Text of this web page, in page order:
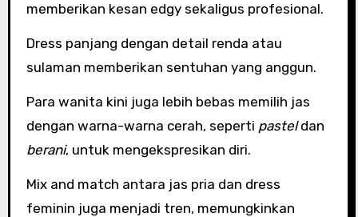
memberikan kesan edgy sekaligus profesional.
Dress panjang dengan detail renda atau
sulaman memberikan sentuhan yang anggun.
Para wanita kini juga lebih bebas memilih jas
dengan warna-warna cerah, seperti pasteldan
berani, untuk mengekspresikan diri.
Mix and match antara jas pria dan dress
feminin juga menjadi tren, memungkinkan